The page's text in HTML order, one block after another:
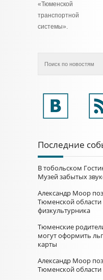
«Тюменской
транспортной
системы».
Последние
В тобольском
Музей забытых
Александр Моор
Тюменской
физкультурника
Тюменские
могут оформить
карты
Александр Моор
Тюменской